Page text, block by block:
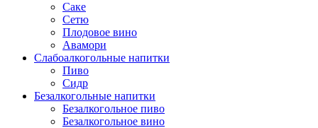
Саке
Сетю
Плодовое вино
Авамори
Слабоалкогольные напитки
Пиво
Сидр
Безалкогольные напитки
Безалкогольное пиво
Безалкогольное вино